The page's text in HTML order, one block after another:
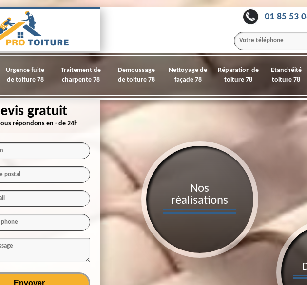
01 85 53
Urgence fuite
de toiture 78
Traitement de
charpente 78
Demoussage
de toiture 78
Nettoyage de
façade 78
Réparation de
toiture 78
Etanchéité
toiture 78
gratuit
répondons en - de 24h
Nos
réalisations